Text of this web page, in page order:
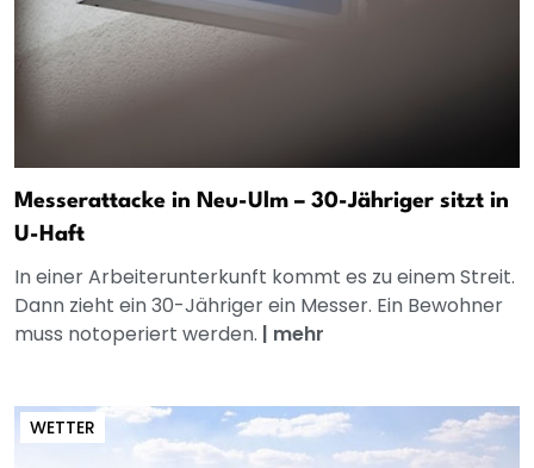
Messerattacke in Neu-Ulm – 30-Jähriger sitzt in
U-Haft
In einer Arbeiterunterkunft kommt es zu einem Streit.
Dann zieht ein 30-Jähriger ein Messer. Ein Bewohner
muss notoperiert werden. | mehr
WETTER